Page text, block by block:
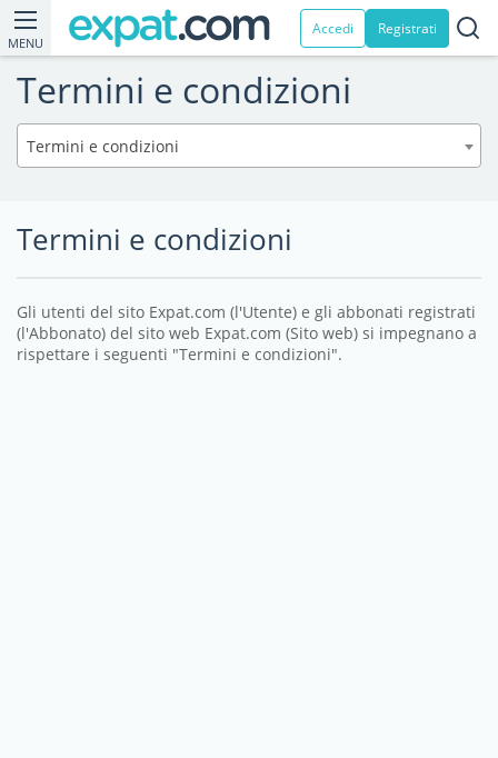
MENU
Accedi Registrati
Termini e condizioni
Termini e condizioni
Termini e condizioni
Gli utenti del sito Expat.com (l'Utente) e gli abbonati registrati
(l'Abbonato) del sito web Expat.com (Sito web) si impegnano a
rispettare i seguenti "Termini e condizioni".